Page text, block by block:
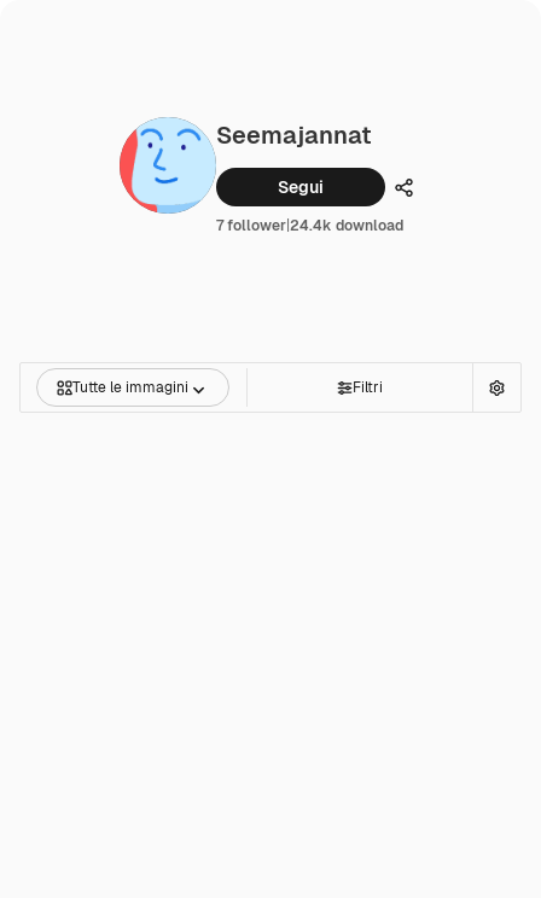
Seemajannat
Segui Condividi
7 follower|24.4k download
Tutte le immagini Filtri